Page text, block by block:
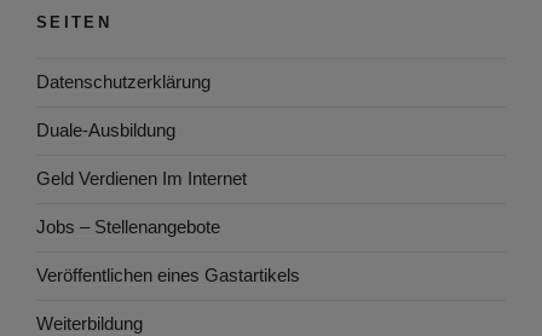
SEITEN
Datenschutzerklärung
Duale-Ausbildung
Geld Verdienen Im Internet
Jobs – Stellenangebote
Veröffentlichen eines Gastartikels
Weiterbildung